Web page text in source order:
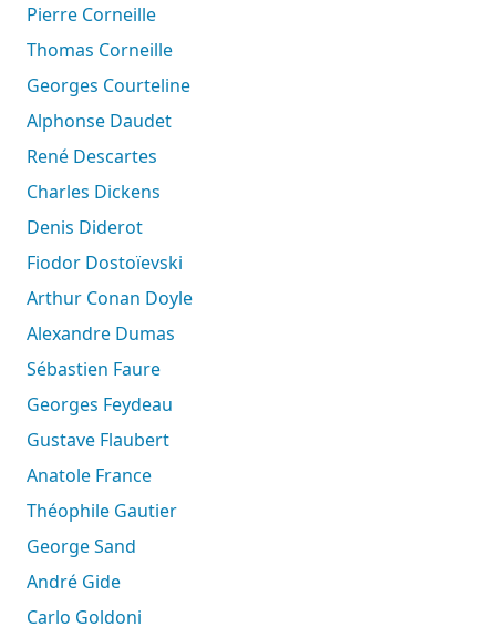
Pierre Corneille
Thomas Corneille
Georges Courteline
Alphonse Daudet
René Descartes
Charles Dickens
Denis Diderot
Fiodor Dostoïevski
Arthur Conan Doyle
Alexandre Dumas
Sébastien Faure
Georges Feydeau
Gustave Flaubert
Anatole France
Théophile Gautier
George Sand
André Gide
Carlo Goldoni